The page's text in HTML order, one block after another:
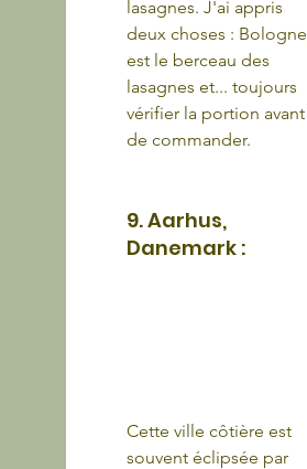
lasagnes. J'ai appris
deux choses : Bologne
est le berceau des
lasagnes et... toujours
vérifier la portion avant
de commander.
9. Aarhus,
Danemark :
Cette ville côtière est
souvent éclipsée par